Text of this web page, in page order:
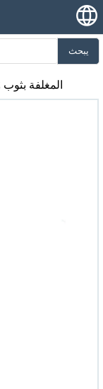
يبحث
يمكن التخلص منها عزل عالية الجودة PP + PE المغلفة بثوب